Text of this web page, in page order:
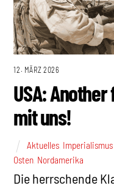
12. MÄRZ 2026
USA:
mit uns!
Aktuelles
Osten Nordamerika
Die herrschende